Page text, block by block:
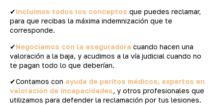
✔Incluimos todos los conceptos que puedes reclamar,
para que recibas la máxima indemnización que te
corresponde.
✔Negociamos con la aseguradora cuando hacen una
valoración a la baja, y acudimos a la vía judicial cuando no
te pagan todo lo que deberían.
✔Contamos con ayuda de peritos médicos, expertos en
valoración de incapacidades, y otros profesionales que
utilizamos para defender la reclamación por tus lesiones.